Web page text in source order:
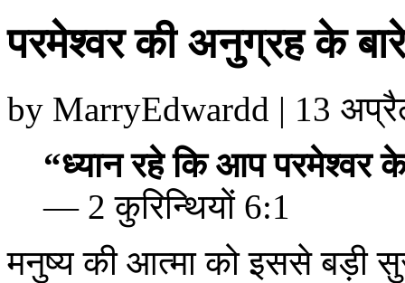
परमेश्वर की अनुग्रह के
by MarryEdwardd | 13
“ध्यान रहे कि आप परमेश्वर
— 2 कुरिन्थियों 6:1
मनुष्य की आत्मा को इससे बड़ी